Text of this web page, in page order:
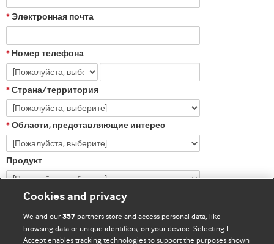
* Электронная почта
* Номер телефона
* Страна/территория
* Области, представляющие интерес
Продукт
Cookies and privacy
We and our357 partners store and access personal data, like
browsing data or unique identifiers, on your device. Selecting I
Accept enables tracking technologies to support the purposes shown